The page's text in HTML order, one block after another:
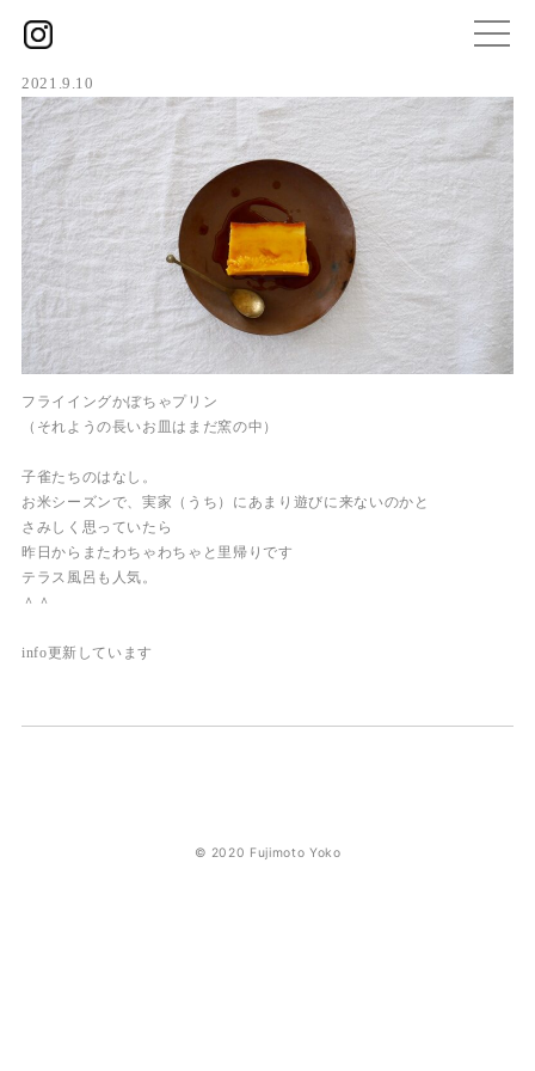
2021.9.10
フライイングかぼちゃプリン
（それようの長いお皿はまだ窯の中）
子雀たちのはなし。
お米シーズンで、実家（うち）にあまり遊びに来ないのかと
さみしく思っていたら
昨日からまたわちゃわちゃと里帰りです
テラス風呂も人気。
＾＾
info更新しています
© 2020 Fujimoto Yoko